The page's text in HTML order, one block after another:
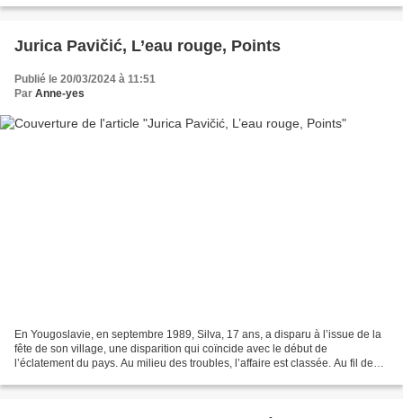
Jurica Pavičić, L’eau rouge, Points
Publié le 20/03/2024 à 11:51
Par Anne-yes
En Yougoslavie, en septembre 1989, Silva, 17 ans, a disparu à l’issue de la
fête de son village, une disparition qui coïncide avec le début de
l’éclatement du pays. Au milieu des troubles, l’affaire est classée. Au fil des